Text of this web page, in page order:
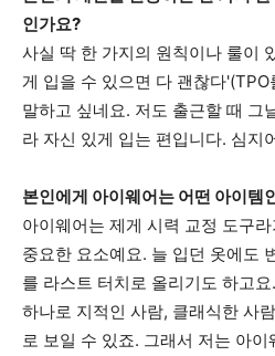
인가요?
사실 딱 한 가지의 원칙이나 룰이
게 입을 수 있으면 다 괜찮다
말하고 싶네요. 저도 출근할 때 그
라 자신 있게 입는 편입니다. 심지
본인에게 아이웨어는 어떤 아이템
아이웨어는 제게 시력 교정 도구
중요한 요소예요. 늘 입던 옷에도
를 라스트 터치로 올리기도 하고
하나로 지적인 사람, 클래식한 사
로 보일 수 있죠. 그래서 저는 아